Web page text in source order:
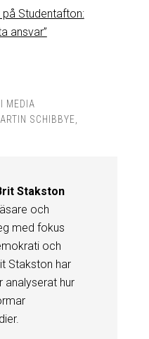
på Studentafton:
ansvar”
MEDIA
SCHIBBYE
Stakston
och
med fokus
och
Stakston har
analyserat hur